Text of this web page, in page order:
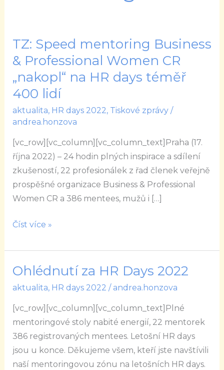
TZ: Speed mentoring Business
& Professional Women CR
„nakopl“ na HR days téměř
400 lidí
aktualita, HR days 2022, Tiskové zprávy/
andrea.honzova
[vc_row][vc_column][vc_column_text]Praha (17.
října 2022) – 24 hodin plných inspirace a sdílení
zkušeností, 22 profesionálek z řad členek veřejně
prospěšné organizace Business & Professional
Women CR a 386 mentees, mužů i […]
TZ:
Speed
mentoring
Business
&
Professional
Women
CR
„nakopl“
na
HR
days
400
Číst více »
Ohlédnutí za HR Days 2022
aktualita, HR days 2022 / andrea.honzova
[vc_row][vc_column][vc_column_text]Plné
mentoringové stoly nabité energií, 22 mentorek
386 registrovaných mentees. Letošní HR days
jsou u konce. Děkujeme všem, kteří jste navštívili
naší mentoringovou zónu na letošních HR days.
Ohlédnutí
za
Days
2022